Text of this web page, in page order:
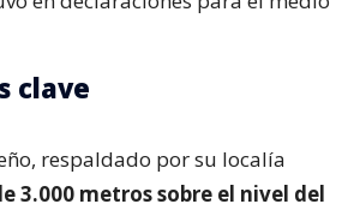
clave
respaldado por su localía
3.000 metros sobre el nivel del